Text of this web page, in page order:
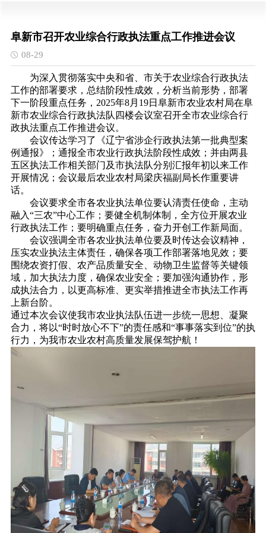
阜新市召开农业综合行政执法重点工作推进会议
08-29
为深入贯彻落实中央和省、市关于农业综合行政执法
工作的部署要求，总结阶段性成效，分析当前形势，部署
下一阶段重点任务，2025年8月19日阜新市农业农村局在阜
新市农业综合行政执法队四楼会议室召开全市农业综合行
政执法重点工作推进会议。
会议传达学习了《辽宁省涉企行政执法第一批典型案
例通报》；通报全市农业行政执法阶段性成效；并由两县
五区执法工作相关部门及市执法队分别汇报年初以来工作
开展情况；会议最后农业农村局梁庆福副局长作重要讲
话。
会议要求全市各农业执法单位要认清责任使命，主动
融入“三农”中心工作；要健全机制体制，全方位开展农业
行政执法工作；要明确重点任务，奋力开创工作新局面。
会议强调全市各农业执法单位要及时传达会议精神，
压实农业执法主体责任，确保各项工作部署落地见效；要
围绕农资打假、农产品质量安全、动物卫生监督等关键领
域，加大执法力度，确保农业安全；要加强沟通协作，形
成执法合力，以更高标准、更实举措推进全市执法工作再
上新台阶。
通过本次会议使我市农业执法队伍进一步统一思想、凝聚
合力，将以“时时放心不下”的责任感和“事事落实到位”的执
行力，为我市农业农村高质量发展保驾护航！